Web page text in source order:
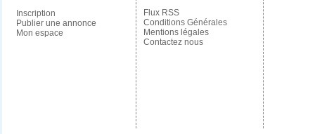
Inscription
Publier une annonce
Mon espace
Flux RSS
Conditions Générales
Mentions légales
Contactez nous